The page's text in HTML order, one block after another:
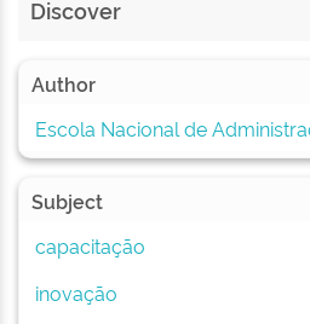
Discover
Author
Escola Nacional de
Subject
capacitação
inovação